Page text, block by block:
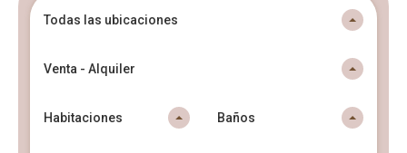
Todas las ubicaciones
Venta - Alquiler
Habitaciones Baños